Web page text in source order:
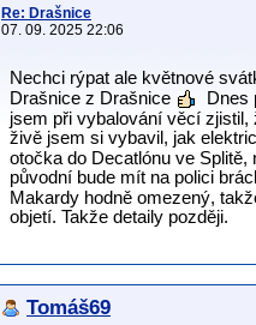
Re: Drašnice
07. 09. 2025 22:06
Nechci rýpat ale květnové
Drašnice z Drašnice
Dnes
jsem při vybalování věcí
živě jsem si vybavil, jak
otočka do Decatlónu ve
původní bude mít na polici
Makardy hodně omezený,
objetí. Takže detaily později.
Tomáš69